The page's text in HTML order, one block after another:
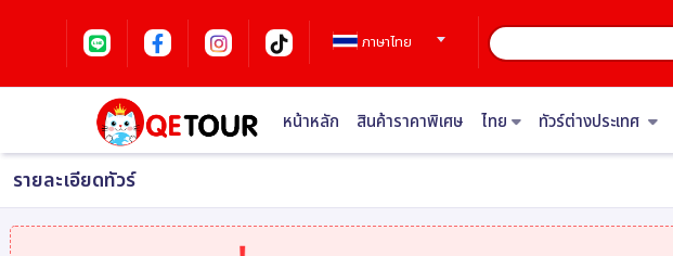
ภาษาไทย
หน้าหลัก สินค้าราคาพิเศษ ไทย ทัวร์ต่างประเทศ
รายละเอียดทัวร์